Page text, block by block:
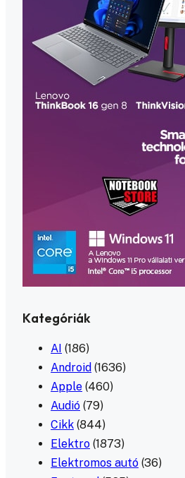
Kategóriák
AI (186)
Android (1636)
Apple (460)
Audió (79)
Cikk (844)
Elektro (1873)
Elektromos autó (36)